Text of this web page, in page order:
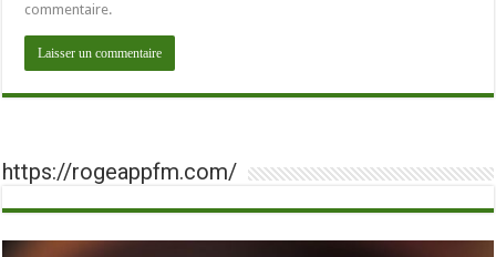
commentaire.
https://rogeappfm.com/